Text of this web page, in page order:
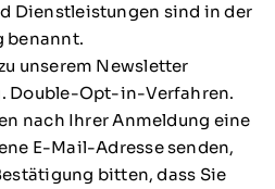
Dienstleistungen sind in der
benannt.
unserem Newsletter
Double-Opt-in-Verfahren.
nach Ihrer Anmeldung eine
E-Mail-Adresse senden,
bitten, dass Sie